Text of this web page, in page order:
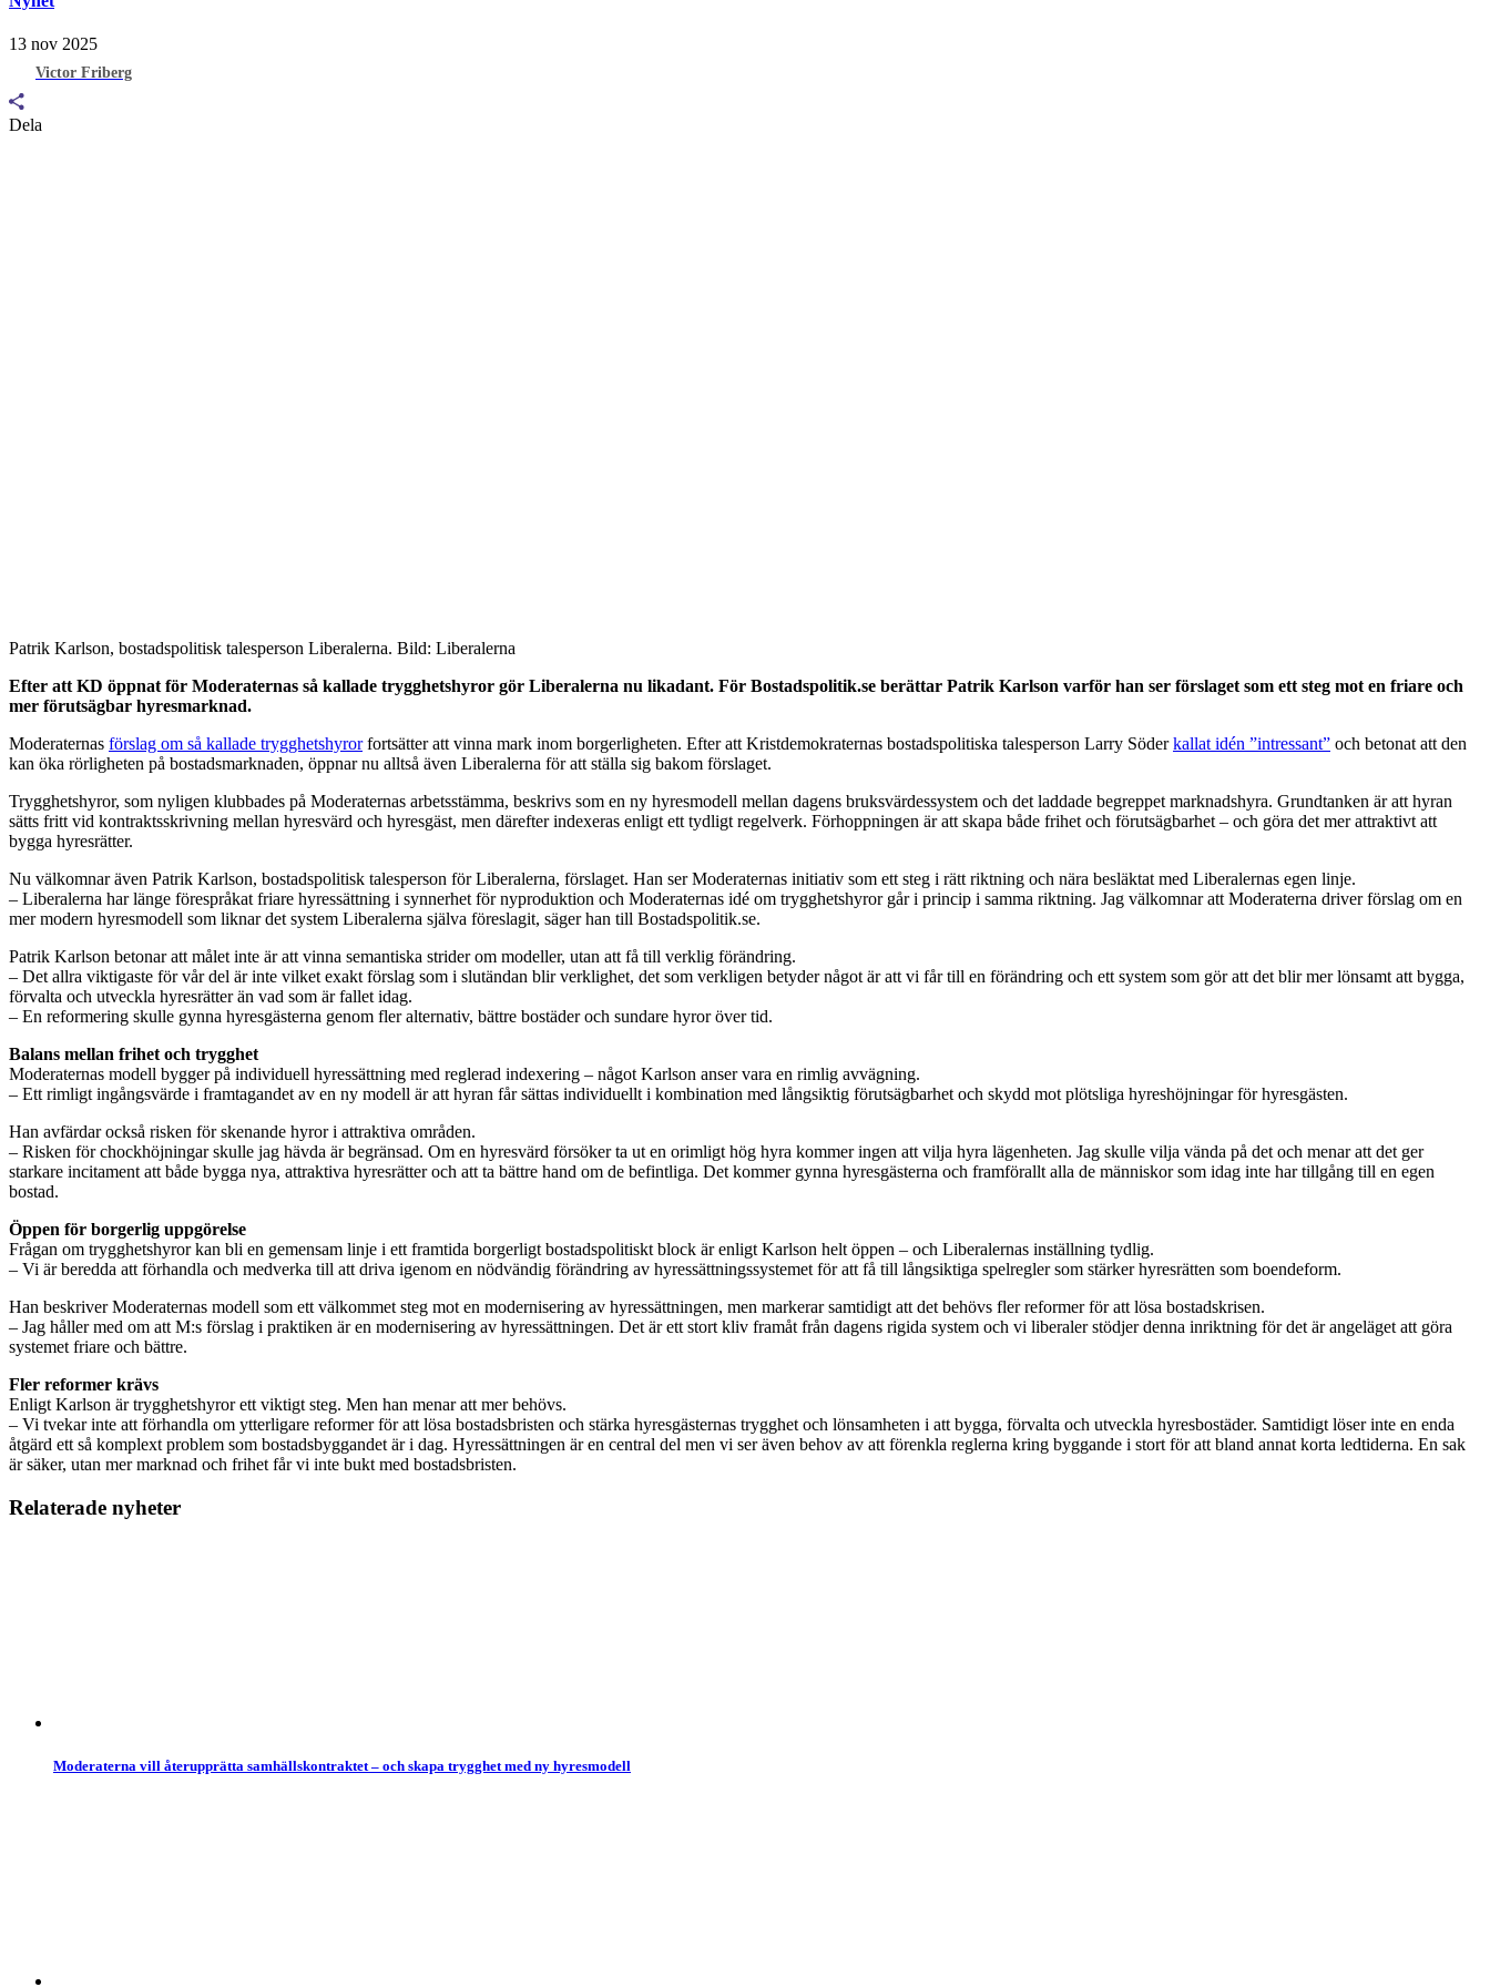
13 nov 2025
Victor Friberg
Dela
Patrik Karlson, bostadspolitisk talesperson Liberalerna. Bild: Liberalerna
Efter att KD öppnat för Moderaternas så kallade trygghetshyror gör Liberalerna nu likadant. För Bostadspolitik.se berättar Patrik Karlson varför han ser förslaget som ett steg mot en friare och
mer förutsägbar hyresmarknad.
Moderaternas förslag om så kallade trygghetshyrorfortsätter att vinna mark inom borgerligheten. Efter att Kristdemokraternas bostadspolitiska talesperson Larry Söderkallat idén ”intressant” och betonat att den
kan öka rörligheten på bostadsmarknaden, öppnar nu alltså även Liberalerna för att ställa sig bakom förslaget.
Trygghetshyror, som nyligen klubbades på Moderaternas arbetsstämma, beskrivs som en ny hyresmodell mellan dagens bruksvärdessystem och det laddade begreppet marknadshyra. Grundtanken är att hyran
sätts fritt vid kontraktsskrivning mellan hyresvärd och hyresgäst, men därefter indexeras enligt ett tydligt regelverk. Förhoppningen är att skapa både frihet och förutsägbarhet – och göra det mer attraktivt att
bygga hyresrätter.
Nu välkomnar även Patrik Karlson, bostadspolitisk talesperson för Liberalerna, förslaget. Han ser Moderaternas initiativ som ett steg i rätt riktning och nära besläktat med Liberalernas egen linje.
– Liberalerna har länge förespråkat friare hyressättning i synnerhet för nyproduktion och Moderaternas idé om trygghetshyror går i princip i samma riktning. Jag välkomnar att Moderaterna driver förslag om en
mer modern hyresmodell som liknar det system Liberalerna själva föreslagit, säger han till Bostadspolitik.se.
Patrik Karlson betonar att målet inte är att vinna semantiska strider om modeller, utan att få till verklig förändring.
– Det allra viktigaste för vår del är inte vilket exakt förslag som i slutändan blir verklighet, det som verkligen betyder något är att vi får till en förändring och ett system som gör att det blir mer lönsamt att bygga,
förvalta och utveckla hyresrätter än vad som är fallet idag.
– En reformering skulle gynna hyresgästerna genom fler alternativ, bättre bostäder och sundare hyror över tid.
Balans mellan frihet och trygghet
Moderaternas modell bygger på individuell hyressättning med reglerad indexering – något Karlson anser vara en rimlig avvägning.
– Ett rimligt ingångsvärde i framtagandet av en ny modell är att hyran får sättas individuellt i kombination med långsiktig förutsägbarhet och skydd mot plötsliga hyreshöjningar för hyresgästen.
Han avfärdar också risken för skenande hyror i attraktiva områden.
– Risken för chockhöjningar skulle jag hävda är begränsad. Om en hyresvärd försöker ta ut en orimligt hög hyra kommer ingen att vilja hyra lägenheten. Jag skulle vilja vända på det och menar att det ger
starkare incitament att både bygga nya, attraktiva hyresrätter och att ta bättre hand om de befintliga. Det kommer gynna hyresgästerna och framförallt alla de människor som idag inte har tillgång till en egen
bostad.
Öppen för borgerlig uppgörelse
Frågan om trygghetshyror kan bli en gemensam linje i ett framtida borgerligt bostadspolitiskt block är enligt Karlson helt öppen – och Liberalernas inställning tydlig.
– Vi är beredda att förhandla och medverka till att driva igenom en nödvändig förändring av hyressättningssystemet för att få till långsiktiga spelregler som stärker hyresrätten som boendeform.
Han beskriver Moderaternas modell som ett välkommet steg mot en modernisering av hyressättningen, men markerar samtidigt att det behövs fler reformer för att lösa bostadskrisen.
– Jag håller med om att M:s förslag i praktiken är en modernisering av hyressättningen. Det är ett stort kliv framåt från dagens rigida system och vi liberaler stödjer denna inriktning för det är angeläget att göra
systemet friare och bättre.
Fler reformer krävs
Enligt Karlson är trygghetshyror ett viktigt steg. Men han menar att mer behövs.
– Vi tvekar inte att förhandla om ytterligare reformer för att lösa bostadsbristen och stärka hyresgästernas trygghet och lönsamheten i att bygga, förvalta och utveckla hyresbostäder. Samtidigt löser inte en enda
åtgärd ett så komplext problem som bostadsbyggandet är i dag. Hyressättningen är en central del men vi ser även behov av att förenkla reglerna kring byggande i stort för att bland annat korta ledtiderna. En sak
är säker, utan mer marknad och frihet får vi inte bukt med bostadsbristen.
Relaterade nyheter
Moderaterna vill återupprätta samhällskontraktet – och skapa trygghet med ny hyresmodell